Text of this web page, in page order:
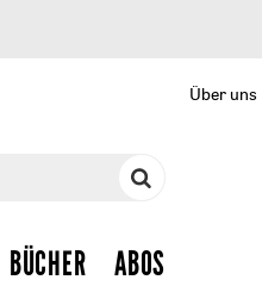
Über uns
BÜCHER ABOS